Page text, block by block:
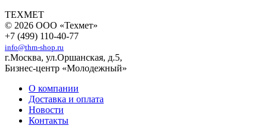
ТЕХМЕТ
© 2026 ООО «Техмет»
+7 (499) 110-40-77
info@thm-shop.ru
г.Москва, ул.Оршанская, д.5,
Бизнес-центр «Молодежный»
О компании
Доставка и оплата
Новости
Контакты